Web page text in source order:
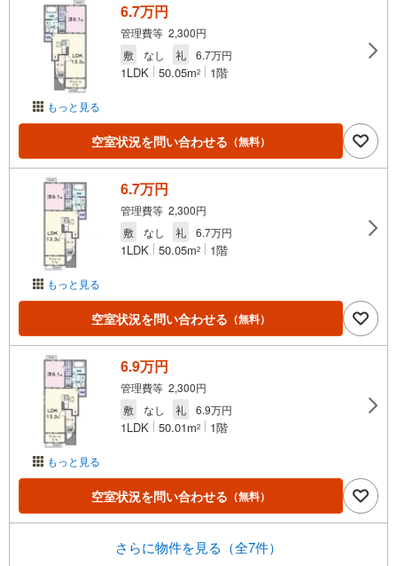
もっと見る
6.7万円
管理費等 2,300円
敷
なし 礼 6.7万円
1LDK 50.05m2 1階
空室状況を問い合わせる （無料）
もっと見る
6.7万円
管理費等 2,300円
敷
なし 礼 6.7万円
1LDK 50.05m2 1階
空室状況を問い合わせる （無料）
もっと見る
6.9万円
管理費等 2,300円
敷
なし 礼 6.9万円
1LDK 50.01m2 1階
空室状況を問い合わせる （無料）
さらに物件を見る（全7件）